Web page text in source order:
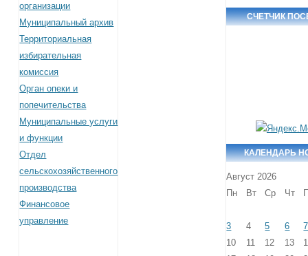
организации
Муниципальный архив
Территориальная
избирательная
комиссия
Орган опеки и
попечительства
Муниципальные услуги
и функции
Отдел
сельскохозяйственного
производства
Финансовое
управление
СЧЕТЧИК
КАЛЕНДАРЬ
Август 2026
Пн
Вт Ср Чт
3 4 5 6
7
10
11 12 13